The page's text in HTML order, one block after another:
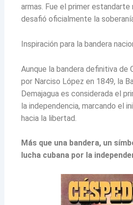
armas. Fue el primer estandarte
desafió oficialmente la
Inspiración para la bandera
Aunque la bandera definitiva de
por Narciso López en 1849, la
Demajagua es considerada el
la independencia, marcando el
hacia la libertad.
Más que una bandera, un
lucha cubana por la